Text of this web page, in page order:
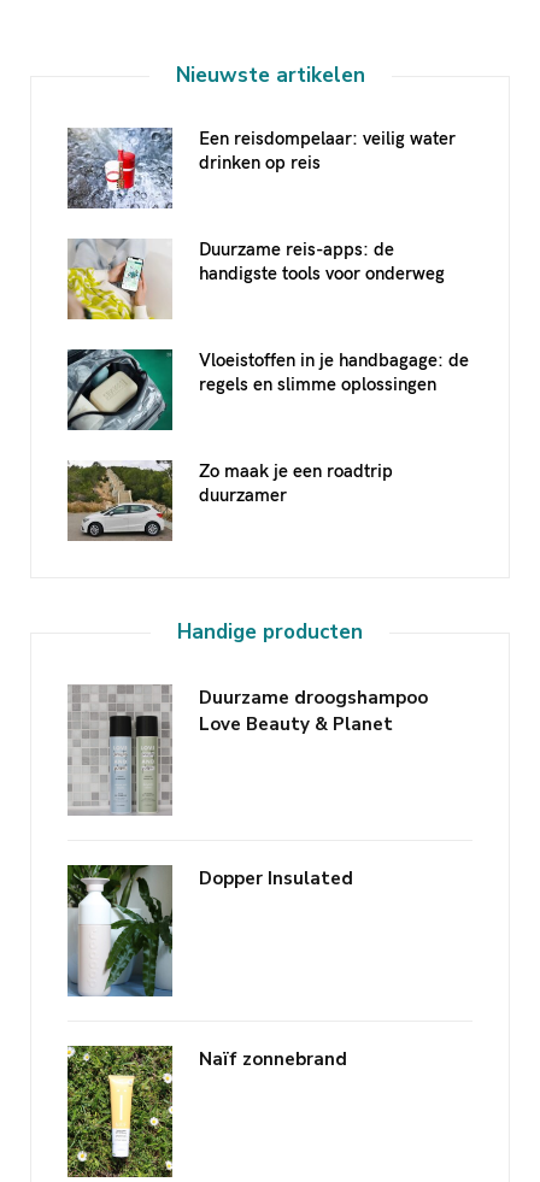
Nieuwste artikelen
Een reisdompelaar: veilig water
drinken op reis
Duurzame reis-apps: de
handigste tools voor onderweg
Vloeistoffen in je handbagage: de
regels en slimme oplossingen
Zo maak je een roadtrip
duurzamer
Handige producten
Duurzame droogshampoo
Love Beauty & Planet
Dopper Insulated
Naïf zonnebrand